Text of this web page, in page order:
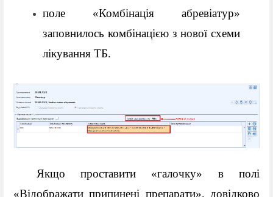
поле «Комбінація абревіатур»
заповнилось комбінацією з нової схеми
лікування ТБ.
Якщо проставити «галочку» в полі
«Відображати припинені препарати», довідково